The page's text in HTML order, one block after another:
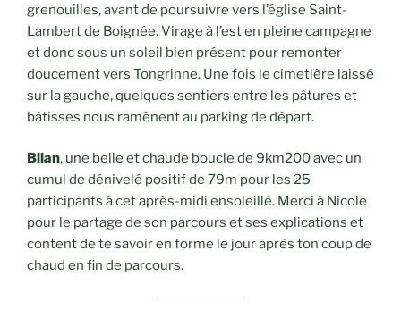
grenouilles, avant de poursuivre vers l’église Saint-
Lambert de Boignée. Virage à l’est en pleine campagne
et donc sous un soleil bien présent pour remonter
doucement vers Tongrinne. Une fois le cimetière laissé
sur la gauche, quelques sentiers entre les pâtures et
bâtisses nous ramènent au parking de départ.
Bilan, une belle et chaude boucle de 9km200 avec un
cumul de dénivelé positif de 79m pour les 25
participants à cet après-midi ensoleillé. Merci à Nicole
pour le partage de son parcours et ses explications et
content de te savoir en forme le jour après ton coup de
chaud en fin de parcours.